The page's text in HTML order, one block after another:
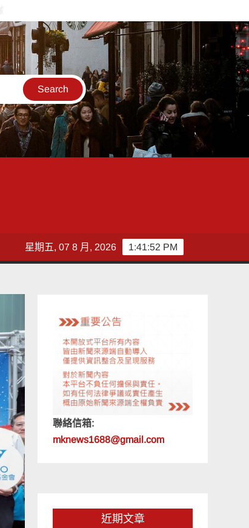
情約旦母女護照卡關 移民官有情一路陪伴化解危機
1:41:54 PM
星期五, 07 8 月, 2026
聯絡信箱:
mknews1688@gmail.com
近期文章